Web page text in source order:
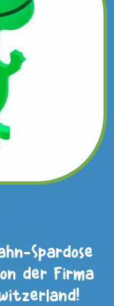
Spardose
der Firma